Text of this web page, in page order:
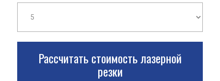
Рассчитать стоимость лазерной
резки